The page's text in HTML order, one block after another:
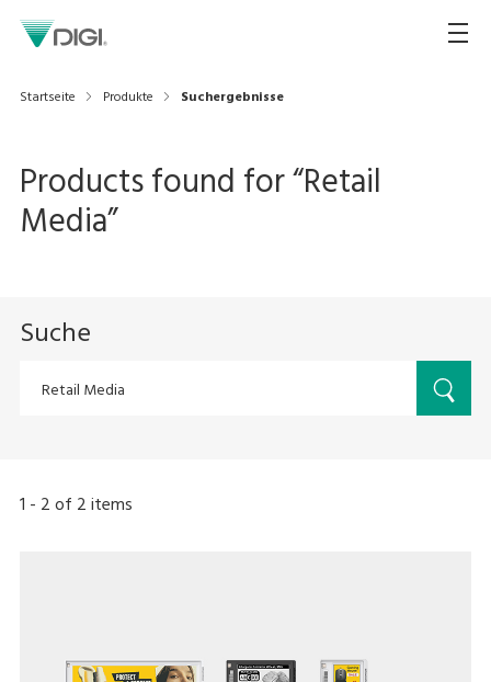
Startseite Produkte Suchergebnisse
Products found for “Retail
Media”
Suche
1 - 2of 2items